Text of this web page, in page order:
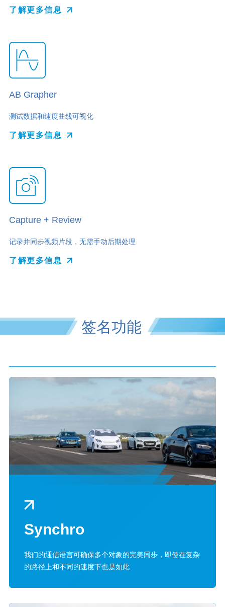
了解更多信息
AB Grapher
测试数据和速度曲线可视化
了解更多信息
Capture + Review
记录并同步视频片段，无需手动后期处理
了解更多信息
签名功能
Synchro
我们的通信语言可确保多个对象的完美同步，即使在复杂
的路径上和不同的速度下也是如此